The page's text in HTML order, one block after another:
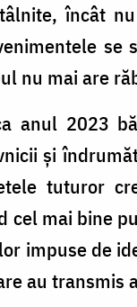
încât
nu mai are
anul 2023
și
tuturor
mai bine
impuse de
au transmis